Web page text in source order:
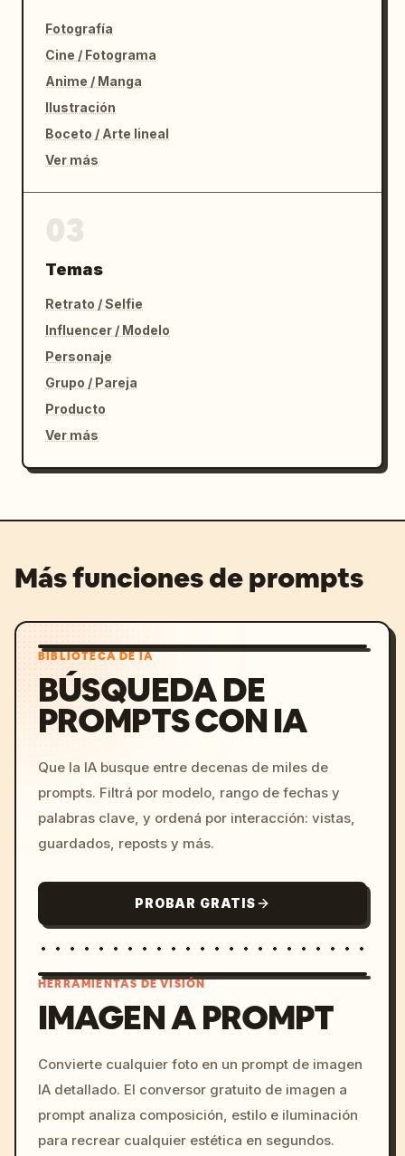
Fotografía
Cine / Fotograma
Anime / Manga
Ilustración
Boceto / Arte lineal
Ver más
Temas
Retrato / Selfie
Influencer / Modelo
Personaje
Grupo / Pareja
Producto
Ver más
Más funciones de prompts
BIBLIOTECA DE IA
BÚSQUEDA DE
PROMPTS CON IA
Que la IA busque entre decenas de miles de
prompts. Filtrá por modelo, rango de fechas y
palabras clave, y ordená por interacción: vistas,
guardados, reposts y más.
PROBAR GRATIS
c, cyberpunk sunset, neon
colors, 8k --v 6.0
HERRAMIENTAS DE VISIÓN
IMAGEN A PROMPT
Convierte cualquier foto en un prompt de imagen
IA detallado. El conversor gratuito de imagen a
prompt analiza composición, estilo e iluminación
para recrear cualquier estética en segundos.